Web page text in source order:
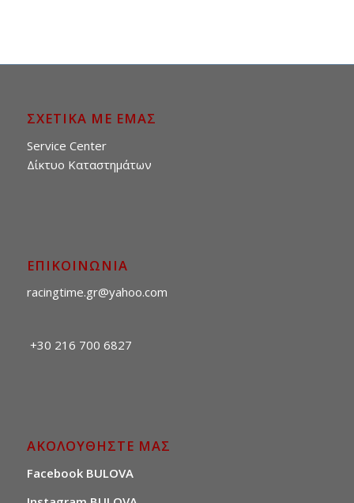
ΣΧΕΤΙΚΑ ΜΕ ΕΜΑΣ
Service Center
Δίκτυο Καταστημάτων
ΕΠΙΚΟΙΝΩΝΙΑ
racingtime.gr@yahoo.com
+30 216 700 6827
ΑΚΟΛΟΥΘΗΣΤΕ ΜΑΣ
Facebook BULOVA